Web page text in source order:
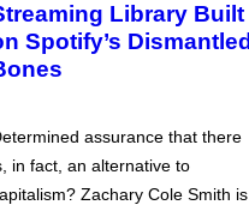
Library Built
Spotify’s Dismantled
assurance that there
in fact, an alternative to
Zachary Cole Smith is